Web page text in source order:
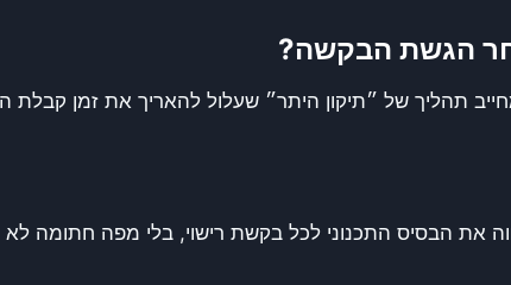
הגשת הבקשה?
תהליך של ״תיקון היתר״ שעלול להאריך את זמן קבלת
את הבסיס התכנוני לכל בקשת רישוי, בלי מפה חתומה לא